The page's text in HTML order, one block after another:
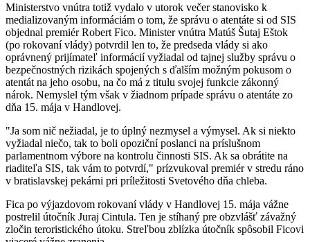
Ministerstvo vnútra totiž vydalo v utorok večer stanovisko k
medializovaným informáciám o tom, že správu o atentáte si od SIS
objednal premiér Robert Fico. Minister vnútra Matúš Šutaj Eštok
(po rokovaní vlády) potvrdil len to, že predseda vlády si ako
oprávnený prijímateľ informácií vyžiadal od tajnej služby správu o
bezpečnostných rizikách spojených s ďalším možným pokusom o
atentát na jeho osobu, na čo má z titulu svojej funkcie zákonný
nárok. Nemyslel tým však v žiadnom prípade správu o atentáte zo
dňa 15. mája v Handlovej.
"Ja som nič nežiadal, je to úplný nezmysel a výmysel. Ak si niekto
vyžiadal niečo, tak to boli opoziční poslanci na príslušnom
parlamentnom výbore na kontrolu činnosti SIS. Ak sa obrátite na
riaditeľa SIS, tak vám to potvrdí," prízvukoval premiér v stredu ráno
v bratislavskej pekárni pri príležitosti Svetového dňa chleba.
Fica po výjazdovom rokovaní vlády v Handlovej 15. mája vážne
postrelil útočník Juraj Cintula. Ten je stíhaný pre obzvlášť závažný
zločin teroristického útoku. Streľbou zblízka útočník spôsobil Ficovi